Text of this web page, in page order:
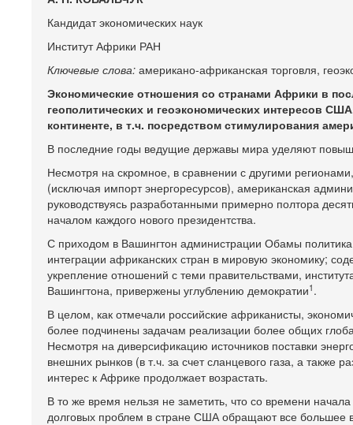
Кандидат экономических наук
Институт Африки РАН
Ключевые слова: американо-африканская торговля,
Экономические отношения со странами Африки в
геополитических и геоэкономических интересов
континенте, в т.ч. посредством стимулирования
В последние годы ведущие державы мира уделяют
Несмотря на скромное, в сравнении с другими
(исключая импорт энергоресурсов), американская
руководствуясь разработанными примерно полтора
началом каждого нового президентства.
С приходом в Вашингтон администрации Обамы
интеграции африканских стран в мировую экономику;
укрепление отношений с теми правительствами,
Вашингтона, привержены углублению демократии1 .
В целом, как отмечали российские африканисты,
более подчинены задачам реализации более общих
Несмотря на диверсификацию источников поставки
внешних рынков (в т.ч. за счет сланцевого газа, а также
интерес к Африке продолжает возрастать.
В то же время нельзя не заметить, что со времени
долговых проблем в стране США обращают все большее